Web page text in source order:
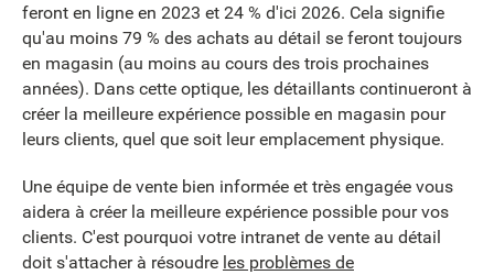
feront en ligne en 2023 et 24 % d'ici 2026. Cela signifie
qu'au moins 79 % des achats au détail se feront toujours
en magasin (au moins au cours des trois prochaines
années). Dans cette optique, les détaillants continueront à
créer la meilleure expérience possible en magasin pour
leurs clients, quel que soit leur emplacement physique.
Une équipe de vente bien informée et très engagée vous
aidera à créer la meilleure expérience possible pour vos
clients. C'est pourquoi votre intranet de vente au détail
doit s'attacher à résoudre les problèmes de